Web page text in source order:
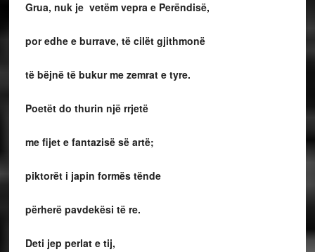
Grua, nuk je vetëm vepra e Perëndisë,
por edhe e burrave, të cilët gjithmonë
të bëjnë të bukur me zemrat e tyre.
Poetët do thurin një rrjetë
me fijet e fantazisë së artë;
piktorët i japin formës tënde
përherë pavdekësi të re.
Deti jep perlat e tij,